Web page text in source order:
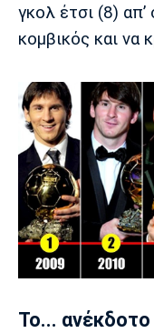
γκολ έτσι (8) απ’
κομβικός και να
Το... ανέκδοτο